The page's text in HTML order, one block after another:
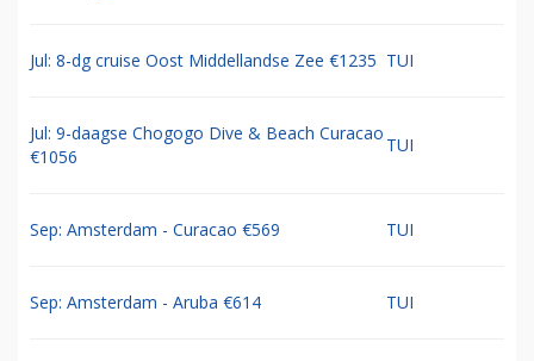
Jul: 8-dg cruise Oost Middellandse Zee €1235 TUI
Jul: 9-daagse Chogogo Dive & Beach Curacao
€1056
TUI
Sep: Amsterdam - Curacao €569 TUI
Sep: Amsterdam - Aruba €614 TUI